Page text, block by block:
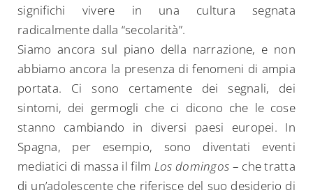
significhi vivere in una cultura segnata
radicalmente dalla “secolarità”.
Siamo ancora sul piano della narrazione, e non
abbiamo ancora la presenza di fenomeni di ampia
portata. Ci sono certamente dei segnali, dei
sintomi, dei germogli che ci dicono che le cose
stanno cambiando in diversi paesi europei. In
Spagna, per esempio, sono diventati eventi
mediatici di massa il film Los domingos – che tratta
di un’adolescente che riferisce del suo desiderio di